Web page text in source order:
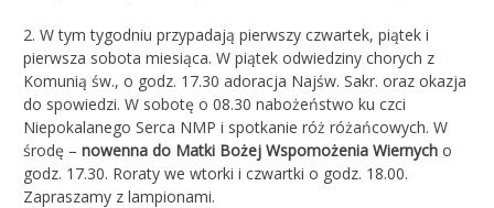
2. W tym tygodniu przypadają pierwszy czwartek, piątek i
pierwsza sobota miesiąca. W piątek odwiedziny chorych z
Komunią św., o godz. 17.30 adoracja Najśw. Sakr. oraz okazja
do spowiedzi. W sobotę o 08.30 nabożeństwo ku czci
Niepokalanego Serca NMP i spotkanie róż różańcowych. W
środę – nowenna do Matki Bożej Wspomożenia Wiernych o
godz. 17.30. Roraty we wtorki i czwartki o godz. 18.00.
Zapraszamy z lampionami.